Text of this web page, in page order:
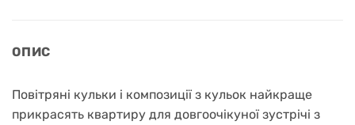
ОПИС
Повітряні кульки і композиції з кульок найкраще
прикрасять квартиру для довгоочікуної зустрічі з